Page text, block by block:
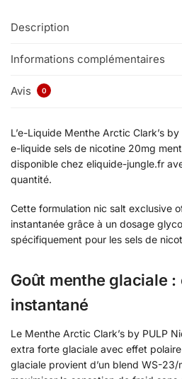
Description
Informations complémentaires
Avis 0
L’e-Liquide Menthe Arctic Clark’s
e-liquide sels de nicotine 20mg
disponible chez eliquide-jungle.fr
quantité.
Cette formulation nic salt exclusive
instantanée grâce à un dosage
spécifiquement pour les sels de
Goût menthe glaciale
instantané
Le Menthe Arctic Clark’s by PULP
extra forte glaciale avec effet
glaciale provient d’un blend WS-